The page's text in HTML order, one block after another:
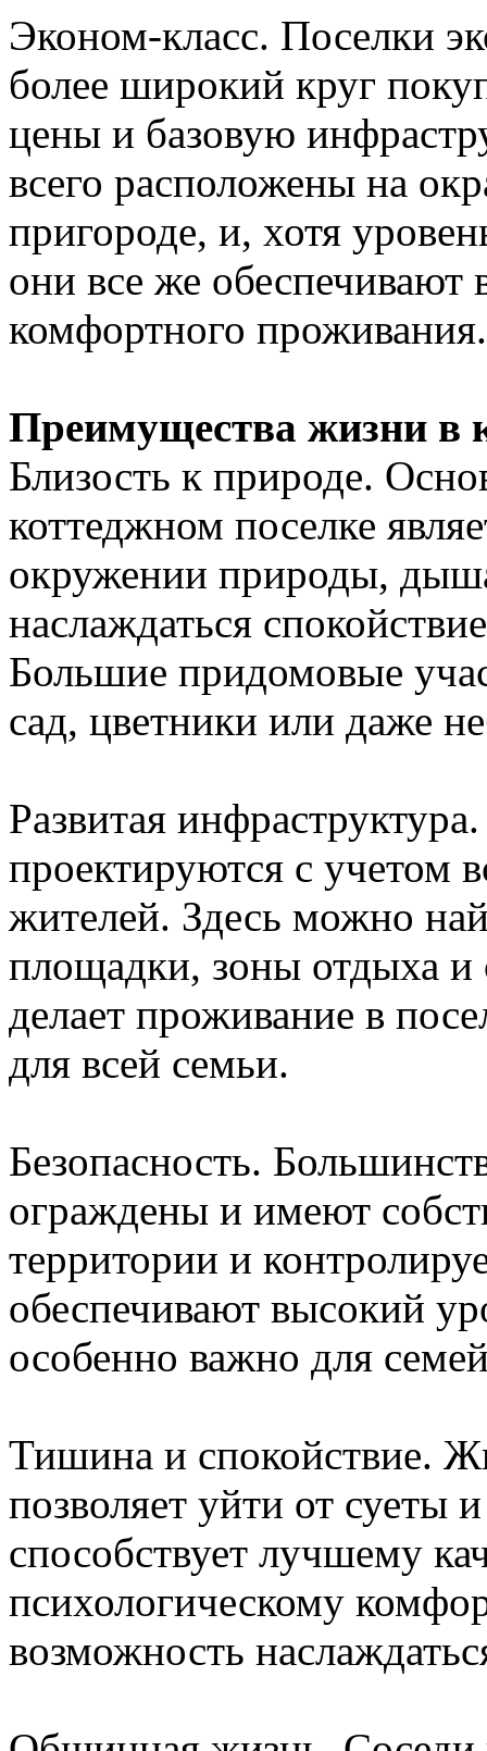
Эконом-класс. Поселки
более широкий круг
цены и базовую
всего расположены на
пригороде, и, хотя
они все же обеспечивают
комфортного проживания.
Преимущества жизни в
Близость к природе.
коттеджном поселке
окружении природы,
наслаждаться
Большие придомовые
сад, цветники или даже
Развитая
проектируются с учетом
жителей. Здесь можно
площадки, зоны отдыха и
делает проживание в
для всей семьи.
Безопасность.
ограждены и имеют
территории и
обеспечивают высокий
особенно важно для
Тишина и спокойствие.
позволяет уйти от суеты
способствует лучшему
психологическому
возможность